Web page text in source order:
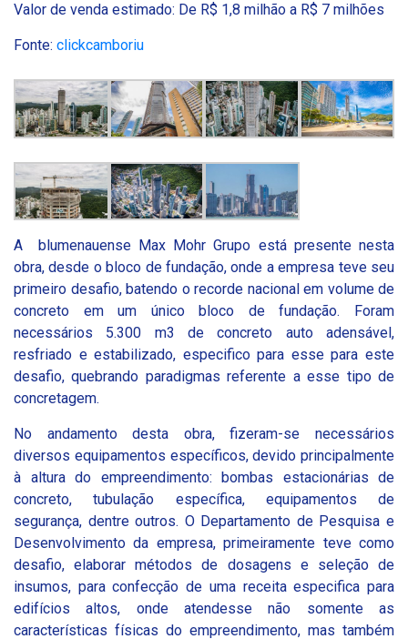
Valor de venda estimado: De R$ 1,8 milhão a R$ 7 milhões
Fonte: clickcamboriu
A blumenauense Max Mohr Grupo está presente nesta
obra, desde o bloco de fundação, onde a empresa teve seu
primeiro desafio, batendo o recorde nacional em volume de
concreto em um único bloco de fundação. Foram
necessários 5.300 m3 de concreto auto adensável,
resfriado e estabilizado, especifico para esse para este
desafio, quebrando paradigmas referente a esse tipo de
concretagem.
No andamento desta obra, fizeram-se necessários
diversos equipamentos específicos, devido principalmente
à altura do empreendimento: bombas estacionárias de
concreto, tubulação específica, equipamentos de
segurança, dentre outros. O Departamento de Pesquisa e
Desenvolvimento da empresa, primeiramente teve como
desafio, elaborar métodos de dosagens e seleção de
insumos, para confecção de uma receita especifica para
edifícios altos, onde atendesse não somente as
características físicas do empreendimento, mas também